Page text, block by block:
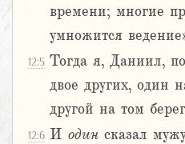
времени; многие
умножится
12:5 Тогда я, Даниил,
двое других, один
другой на том
12:6 И один сказал